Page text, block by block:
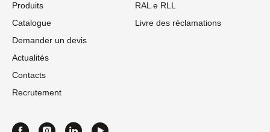
Produits
Catalogue
Demander un devis
Actualités
Contacts
Recrutement
RAL e RLL
Livre des réclamations